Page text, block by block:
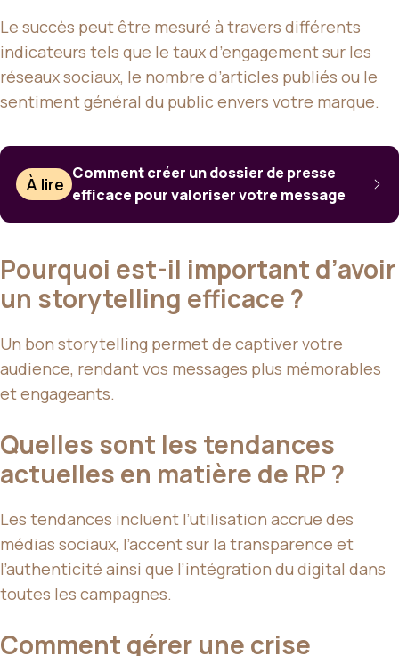
Le succès peut être mesuré à travers différents
indicateurs tels que le taux d’engagement sur les
réseaux sociaux, le nombre d’articles publiés ou le
sentiment général du public envers votre marque.
À lire
Comment créer un dossier de presse
efficace pour valoriser votre message
Pourquoi est-il important d’avoir
un storytelling efficace ?
Un bon storytelling permet de captiver votre
audience, rendant vos messages plus mémorables
et engageants.
Quelles sont les tendances
actuelles en matière de RP ?
Les tendances incluent l’utilisation accrue des
médias sociaux, l’accent sur la transparence et
l’authenticité ainsi que l’intégration du digital dans
toutes les campagnes.
Comment gérer une crise